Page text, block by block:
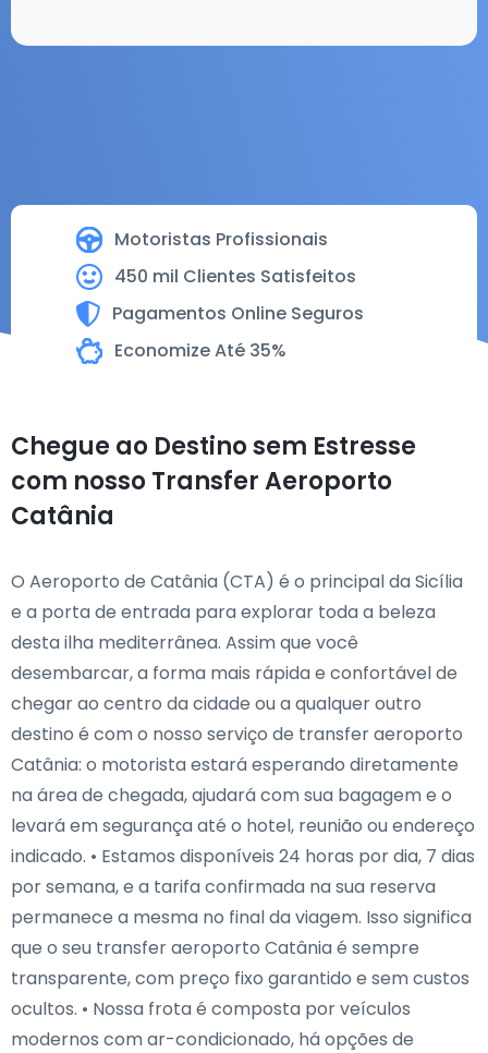
Motoristas Profissionais
450 mil Clientes Satisfeitos
Pagamentos Online Seguros
Economize Até 35%
Chegue ao Destino sem Estresse
com nosso Transfer Aeroporto
Catânia
O Aeroporto de Catânia (CTA) é o principal da Sicília
e a porta de entrada para explorar toda a beleza
desta ilha mediterrânea. Assim que você
desembarcar, a forma mais rápida e confortável de
chegar ao centro da cidade ou a qualquer outro
destino é com o nosso serviço de transfer aeroporto
Catânia: o motorista estará esperando diretamente
na área de chegada, ajudará com sua bagagem e o
levará em segurança até o hotel, reunião ou endereço
indicado. • Estamos disponíveis 24 horas por dia, 7 dias
por semana, e a tarifa confirmada na sua reserva
permanece a mesma no final da viagem. Isso significa
que o seu transfer aeroporto Catânia é sempre
transparente, com preço fixo garantido e sem custos
ocultos. • Nossa frota é composta por veículos
modernos com ar-condicionado, há opções de